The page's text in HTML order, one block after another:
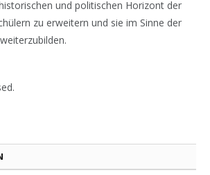
und politischen Horizont der
zu erweitern und sie im Sinne der